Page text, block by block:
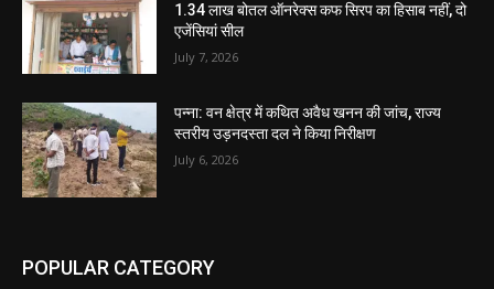
1.34 लाख बोतल ऑनरेक्स कफ सिरप का हिसाब नहीं, दो
एजेंसियां सील
July 7, 2026
पन्ना: वन क्षेत्र में कथित अवैध खनन की जांच, राज्य
स्तरीय उड़नदस्ता दल ने किया निरीक्षण
July 6, 2026
POPULAR CATEGORY